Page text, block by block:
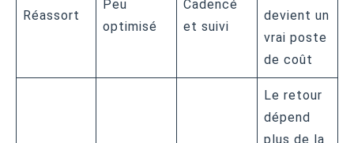
Réassort
Peu
optimisé
Cadencé
et suivi
devient un
vrai poste
de coût
Le retour
dépend
plus de la